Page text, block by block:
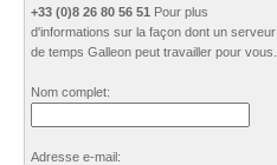
+33 (0)8 26 80 56 51 Pour plus
d'informations sur la façon dont un serveur
de temps Galleon peut travailler pour vous.
Nom complet:
Adresse e-mail: